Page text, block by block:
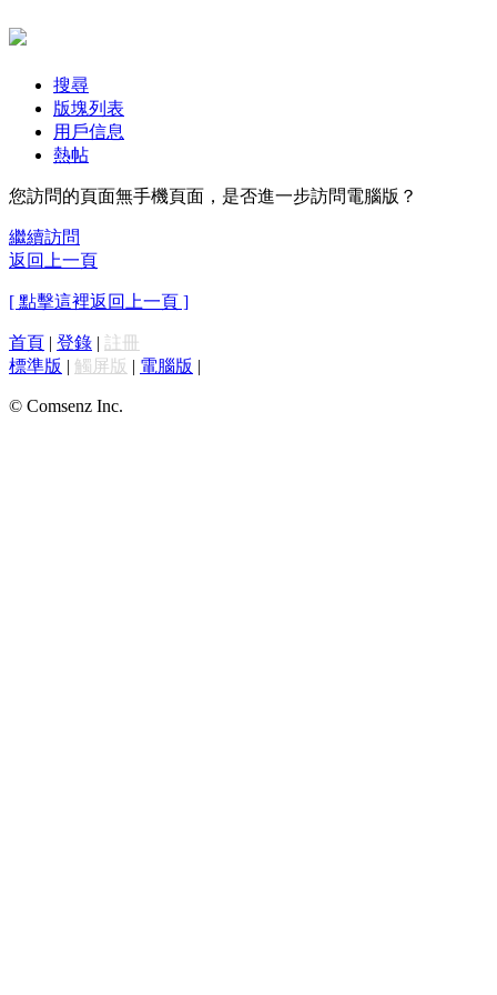
搜尋
版塊列表
用戶信息
熱帖
您訪問的頁面無手機頁面，是否進一步訪問電腦版？
繼續訪問
返回上一頁
[ 點擊這裡返回上一頁 ]
首頁 | 登錄 | 註冊
標準版 | 觸屏版 | 電腦版 |
© Comsenz Inc.